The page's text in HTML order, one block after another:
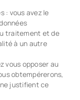
: vous avez le
traitement et de
à un autre
vous opposer au
obtempérerons,
justifient ce